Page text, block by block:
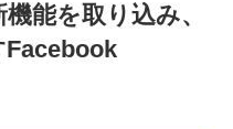
能を取り込み、
Facebook